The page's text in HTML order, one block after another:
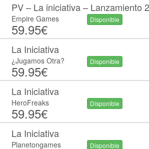
PV – La iniciativa – Lanzamiento
Empire Games
59.95€
Disponible
La Iniciativa
¿Jugamos Otra?
59.95€
Disponible
La Iniciativa
HeroFreaks
59.95€
Disponible
La Iniciativa
Planetongames Disponible